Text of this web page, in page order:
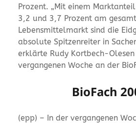
Prozent. „Mit einem
3,2 und 3,7 Prozent am
Lebensmittelmarkt sind die
absolute Spitzenreiter in
erklärte Rudy Kortbech-
vergangenen Woche an der
BioFach
(epp) – In der vergangenen